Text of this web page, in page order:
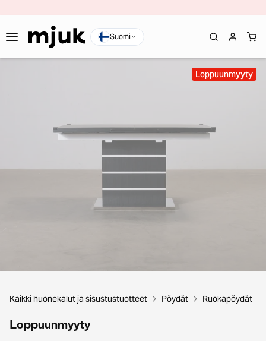
Suomi
Loppuunmyyty
Kaikki huonekalut ja sisustustuotteet Pöydät Ruokapöydät
Loppuunmyyty